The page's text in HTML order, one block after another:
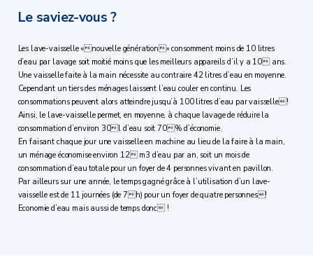
Le saviez-vous ?
Les lave-vaisselle «nouvelle génération» consomment moins de 10 litres
d’eau par lavage soit moitié moins que les meilleurs appareils d’il y a 10 ans.
Une vaisselle faite à la main nécessite au contraire 42 litres d’eau en moyenne.
Cependant un tiers des ménages laissent l’eau couler en continu. Les
consommations peuvent alors atteindre jusqu’à 100 litres d’eau par vaisselle!
Ainsi, le lave-vaisselle permet, en moyenne, à chaque lavage de réduire la
consommation d’environ 30l d’eau soit 70% d’économie.
En faisant chaque jour une vaisselle en machine au lieu de la faire à la main,
un ménage économise environ 12 m3 d’eau par an, soit un mois de
consommation d’eau totale pour un foyer de 4 personnes vivant en pavillon.
Par ailleurs sur une année, le temps gagné grâce à l’utilisation d’un lave-
vaisselle est de 11 journées (de 7h) pour un foyer de quatre personnes!
Economie d’eau mais aussi de temps donc !